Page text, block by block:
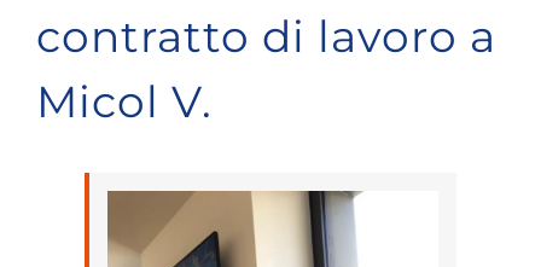
contratto di lavoro a
Micol V.